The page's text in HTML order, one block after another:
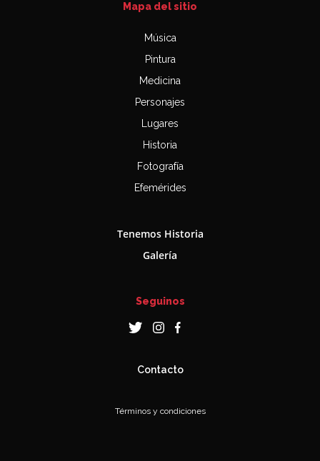
Mapa del sitio
Música
Pintura
Medicina
Personajes
Lugares
Historia
Fotografía
Efemérides
Tenemos Historia
Galería
Seguinos
Contacto
Términos y condiciones